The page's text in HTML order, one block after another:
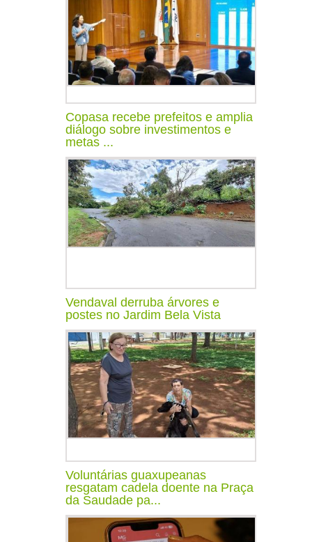
Copasa recebe prefeitos e amplia
diálogo sobre investimentos e
metas ...
Vendaval derruba árvores e
postes no Jardim Bela Vista
Voluntárias guaxupeanas
resgatam cadela doente na Praça
da Saudade pa...